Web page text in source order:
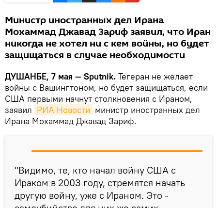
Министр иностранных дел Ирана
Мохаммад Джавад Зариф заявил, что Иран
никогда не хотел ни с кем войны, но будет
защищаться в случае необходимости
ДУШАНБЕ, 7 мая — Sputnik. Тегеран не желает
войны с Вашингтоном, но будет защищаться, если
США первыми начнут столкновения с Ираном,
заявил РИА Новости министр иностранных дел
Ирана Мохаммад Джавад Зариф.
"Видимо, те, кто начал войну США с
Ираком в 2003 году, стремятся начать
другую войну, уже с Ираном. Это -